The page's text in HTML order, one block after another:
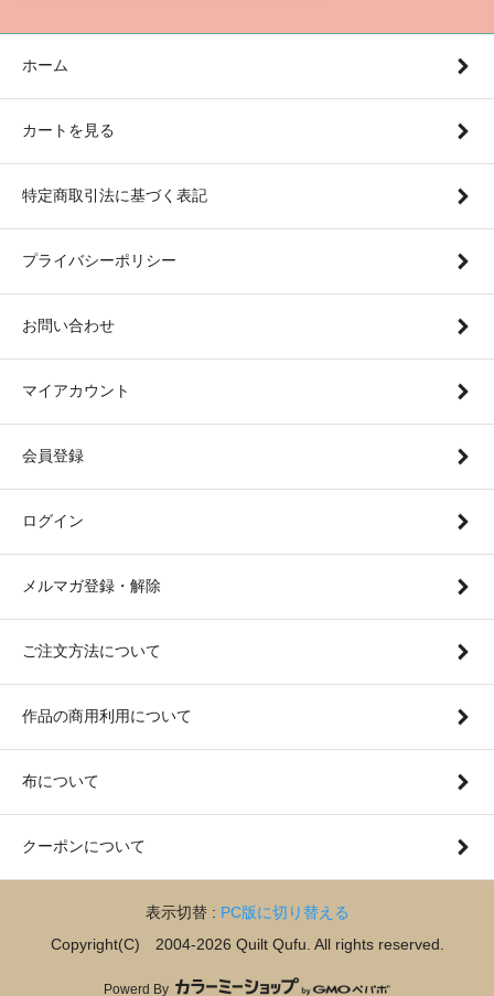
ホーム
カートを見る
特定商取引法に基づく表記
プライバシーポリシー
お問い合わせ
マイアカウント
会員登録
ログイン
メルマガ登録・解除
ご注文方法について
作品の商用利用について
布について
クーポンについて
表示切替 : PC版に切り替える
Copyright(C) 2004-2026 Quilt Qufu. All rights reserved.
Powerd By